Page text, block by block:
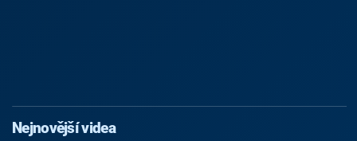
Nejnovější videa